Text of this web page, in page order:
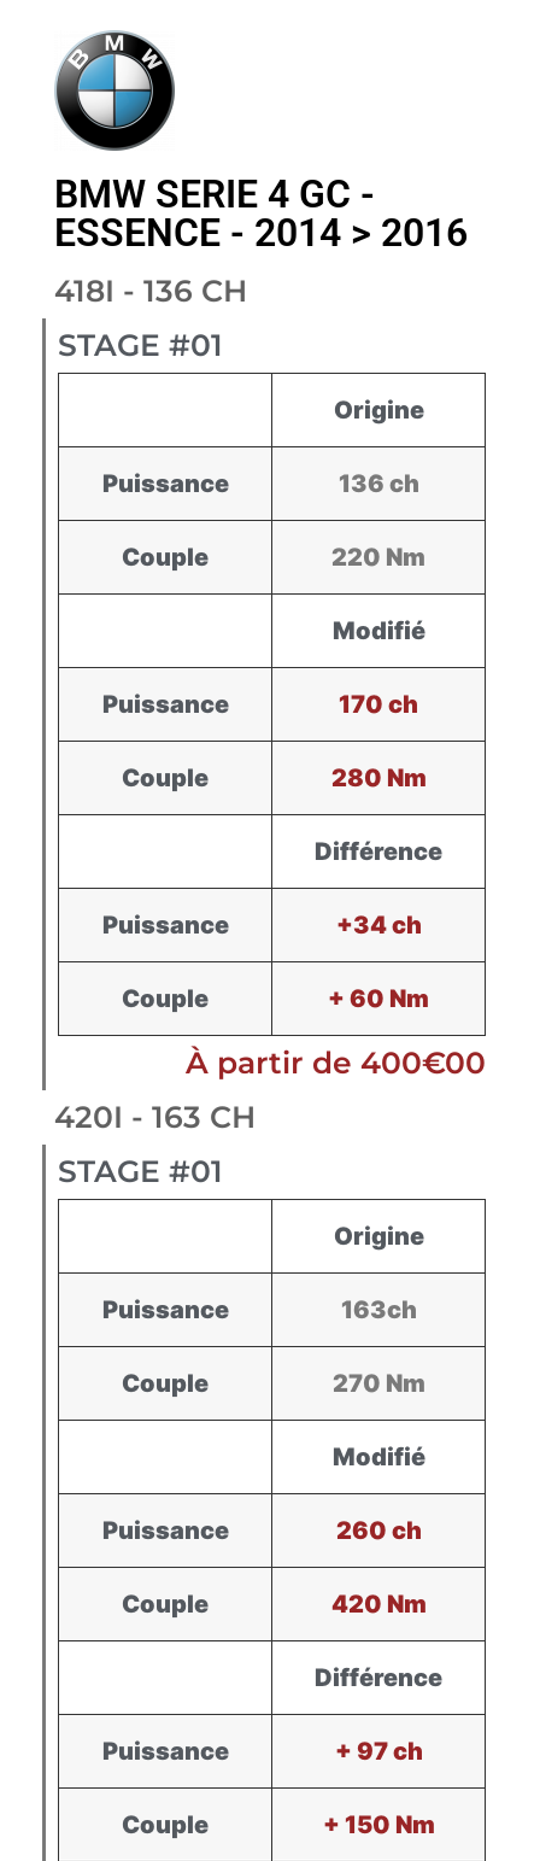
BMW SERIE 4 GC -
ESSENCE - 2014 > 2016
418I - 136 CH
STAGE #01
Origine
Puissance 136 ch
Couple 220 Nm
Modifié
Puissance 170 ch
Couple 280 Nm
Différence
Puissance +34 ch
Couple + 60 Nm
À partir de 400€00
420I - 163 CH
STAGE #01
Origine
Puissance 163ch
Couple 270 Nm
Modifié
Puissance 260 ch
Couple 420 Nm
Différence
Puissance + 97 ch
Couple + 150 Nm